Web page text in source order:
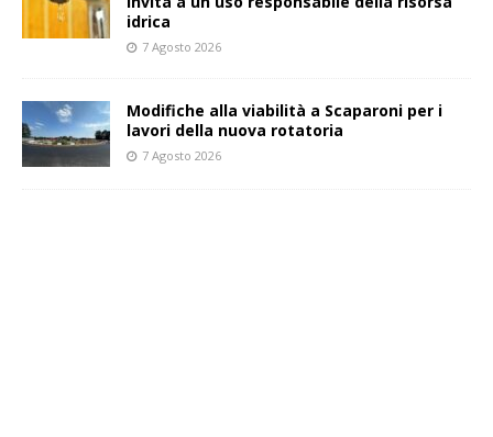
idrica
7 Agosto 2026
Modifiche alla viabilità a Scaparoni per i
lavori della nuova rotatoria
7 Agosto 2026